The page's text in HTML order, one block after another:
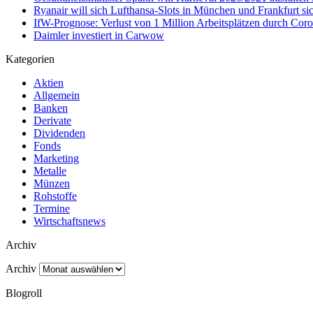
Ryanair will sich Lufthansa-Slots in München und Frankfurt
IfW-Prognose: Verlust von 1 Million Arbeitsplätzen durch
Daimler investiert in Carwow
Kategorien
Aktien
Allgemein
Banken
Derivate
Dividenden
Fonds
Marketing
Metalle
Münzen
Rohstoffe
Termine
Wirtschaftsnews
Archiv
Archiv
Blogroll